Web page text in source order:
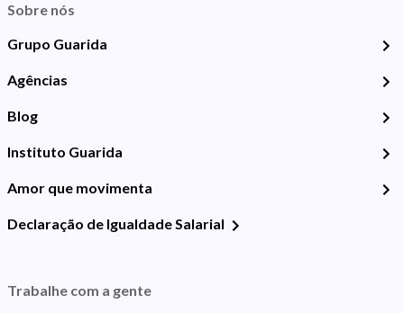
Sobre nós
Grupo Guarida
Agências
Blog
Instituto Guarida
Amor que movimenta
Declaração de Igualdade Salarial
Trabalhe com a gente